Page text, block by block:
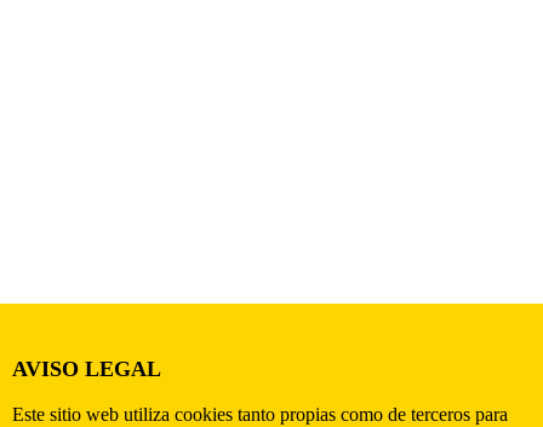
AVISO LEGAL
Este sitio web utiliza cookies tanto propias como de terceros para